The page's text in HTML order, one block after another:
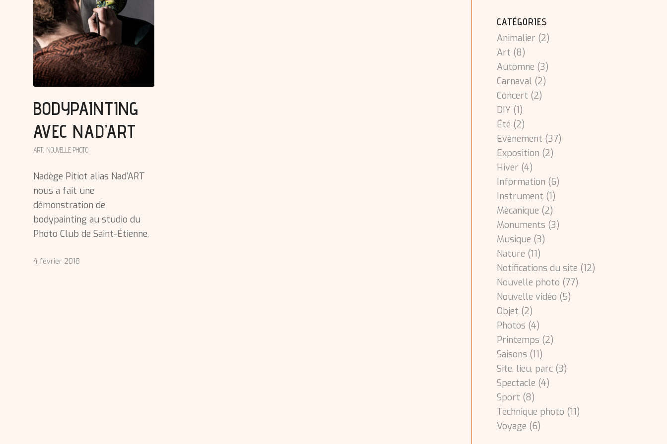
BODYPAINTING
AVEC NAD’ART
ART, NOUVELLE PHOTO
Nadège Pitiot alias Nad'ART
nous a fait une
démonstration de
bodypainting au studio du
Photo Club de Saint-Étienne.
4 février 2018
CATÉGORIES
Animalier (2)
Art (8)
Automne (3)
Carnaval (2)
Concert (2)
DIY (1)
Été (2)
Evènement (37)
Exposition (2)
Hiver (4)
Information (6)
Instrument (1)
Mécanique (2)
Monuments (3)
Musique (3)
Nature (11)
Notifications du site (12)
Nouvelle photo (77)
Nouvelle vidéo (5)
Objet (2)
Photos (4)
Printemps (2)
Saisons (11)
Site, lieu, parc (3)
Spectacle (4)
Sport (8)
Technique photo (11)
Voyage (6)